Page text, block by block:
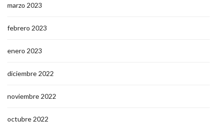
marzo 2023
febrero 2023
enero 2023
diciembre 2022
noviembre 2022
octubre 2022